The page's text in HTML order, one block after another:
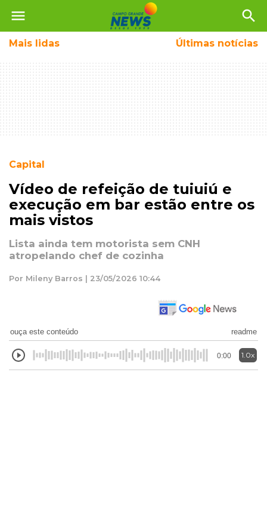
menu search
Mais lidas Últimas notícias
Capital
Vídeo de refeição de tuiuiú e
execução em bar estão entre os
mais vistos
Lista ainda tem motorista sem CNH
atropelando chef de cozinha
Por Mileny Barros | 23/05/2026 10:44
ouça este conteúdo readme
0:00 1.0x